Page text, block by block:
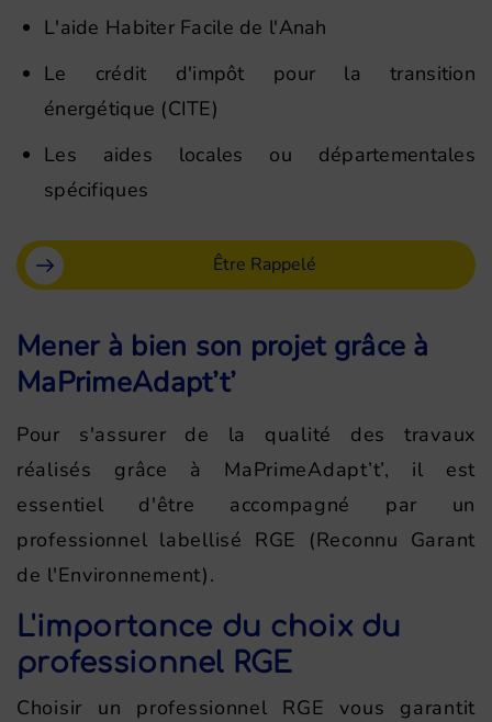
L'aide Habiter Facile de l'Anah
Le crédit d'impôt pour la transition
énergétique (CITE)
Les aides locales ou départementales
spécifiques
Être Rappelé
Mener à bien son projet grâce à
MaPrimeAdapt’t’
Pour s'assurer de la qualité des travaux
réalisés grâce à MaPrimeAdapt’t’, il est
essentiel d'être accompagné par un
professionnel labellisé RGE (Reconnu Garant
de l'Environnement).
L'importance du choix du
professionnel RGE
Choisir un professionnel RGE vous garantit